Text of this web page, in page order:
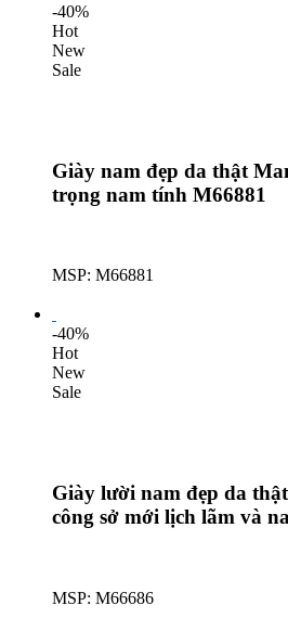
-40%
Hot
New
Sale
Giày nam đẹp da thật
trọng nam tính M66881
MSP: M66881
-40%
Hot
New
Sale
Giày lười nam đẹp da
công sở mới lịch lãm và
MSP: M66686